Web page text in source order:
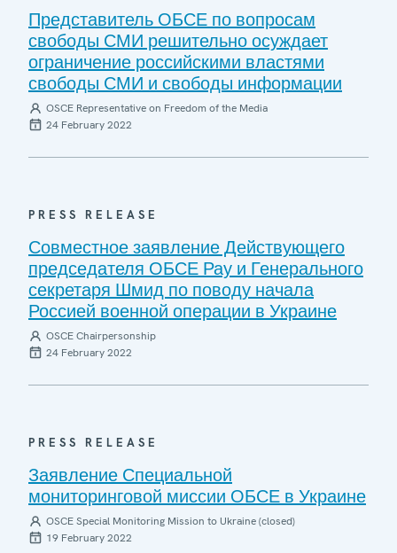
Представитель ОБСЕ по вопросам
свободы СМИ решительно осуждает
ограничение российскими властями
свободы СМИ и свободы информации
OSCE Representative on Freedom of the Media
24 February 2022
PRESS RELEASE
Совместное заявление Действующего
председателя ОБСЕ Рау и Генерального
секретаря Шмид по поводу начала
Россией военной операции в Украине
OSCE Chairpersonship
24 February 2022
PRESS RELEASE
Заявление Специальной
мониторинговой миссии ОБСЕ в Украине
OSCE Special Monitoring Mission to Ukraine (closed)
19 February 2022